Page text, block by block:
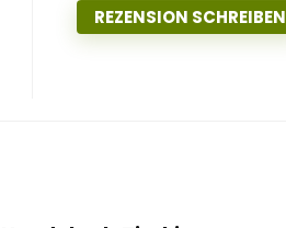
REZENSION SCHREIBEN